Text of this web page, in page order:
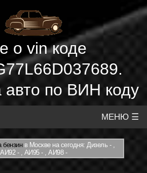
о vin коде
авто по ВИН коду
МЕНЮ ☰
бензинв Москве на сегодня: Дизель - ,
АИ92 - , АИ95 - , АИ98 -